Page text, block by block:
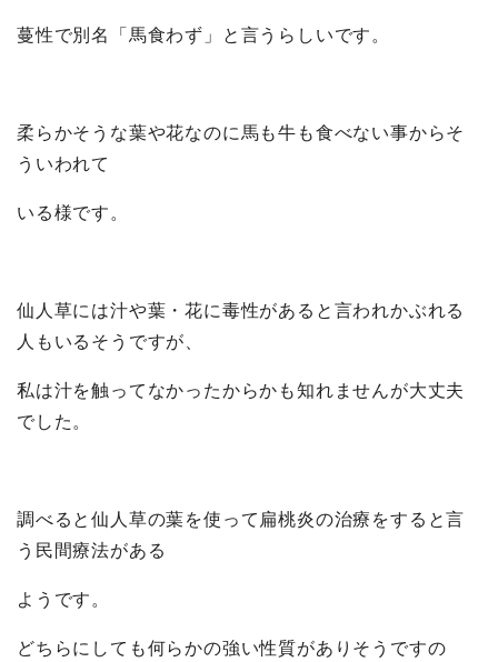
蔓性で別名「馬食わず」と言うらしいです。
柔らかそうな葉や花なのに馬も牛も食べない事からそ
ういわれて
いる様です。
仙人草には汁や葉・花に毒性があると言われかぶれる
人もいるそうですが、
私は汁を触ってなかったからかも知れませんが大丈夫
でした。
調べると仙人草の葉を使って扁桃炎の治療をすると言
う民間療法がある
ようです。
どちらにしても何らかの強い性質がありそうですの